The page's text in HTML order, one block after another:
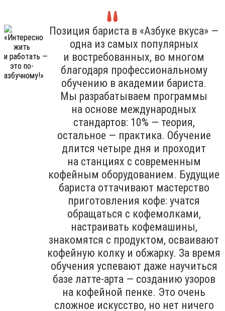
Позиция бариста в «Азбуке вкуса» —
одна из самых популярных
и востребованных, во многом
благодаря профессиональному
обучению в академии бариста.
Мы разрабатываем программы
на основе международных
стандартов: 10% — теория,
остальное — практика. Обучение
длится четыре дня и проходит
на станциях с современным
кофейным оборудованием. Будущие
бариста оттачивают мастерство
приготовления кофе: учатся
обращаться с кофемолками,
настраивать кофемашины,
знакомятся с продуктом, осваивают
кофейную колку и обжарку. За время
обучения успевают даже научиться
базе латте-арта — созданию узоров
на кофейной пенке. Это очень
сложное искусство, но нет ничего